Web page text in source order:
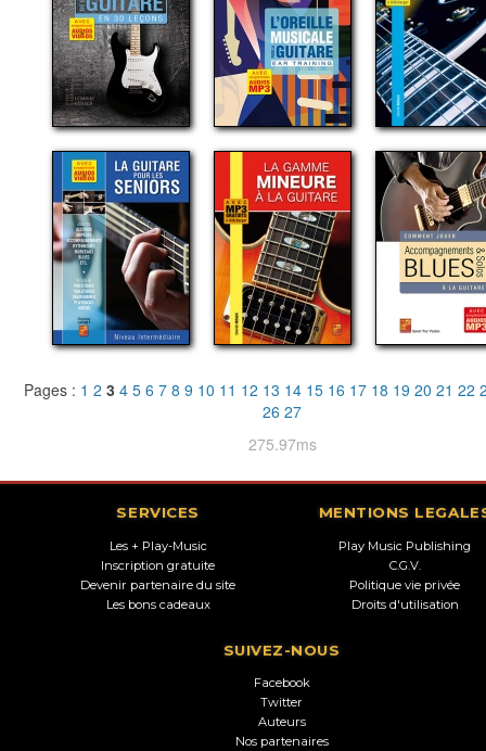
Pages : 1 2 3 4 5 6 7 8 9 10 11 12 13 14 15 16 17 18 19 20 21 22
26 27
275.97ms
SERVICES
Les + Play-Music
Inscription gratuite
Devenir partenaire du site
Les bons cadeaux
MENTIONS
Play Music Publishing
C.G.V.
Politique vie privée
Droits d'utilisation
SUIVEZ-NOUS
Facebook
Twitter
Auteurs
Nos partenaires